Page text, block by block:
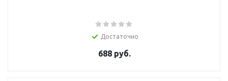
Достаточно
688 руб.